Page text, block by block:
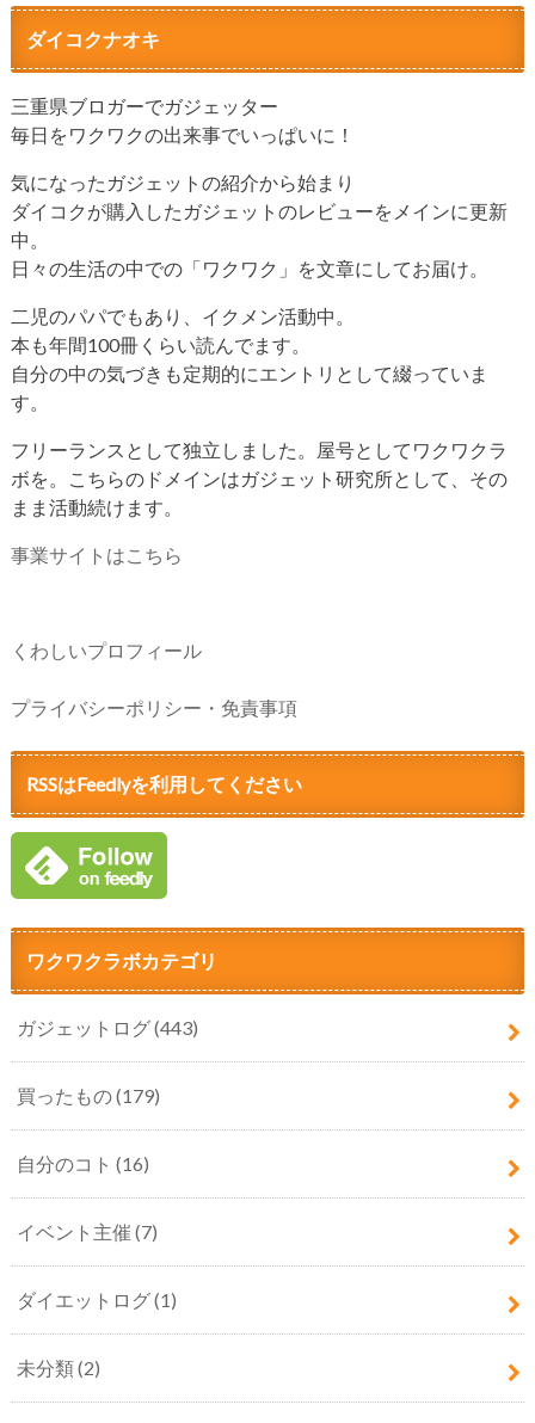
ダイコクナオキ
三重県ブロガーでガジェッター
毎日をワクワクの出来事でいっぱいに！
気になったガジェットの紹介から始まり
ダイコクが購入したガジェットのレビューをメインに更新
中。
日々の生活の中での「ワクワク」を文章にしてお届け。
二児のパパでもあり、イクメン活動中。
本も年間100冊くらい読んでます。
自分の中の気づきも定期的にエントリとして綴っていま
す。
フリーランスとして独立しました。屋号としてワクワクラ
ボを。こちらのドメインはガジェット研究所として、その
まま活動続けます。
事業サイトはこちら
くわしいプロフィール
プライバシーポリシー・免責事項
RSSはFeedlyを利用してください
ワクワクラボカテゴリ
ガジェットログ(443)
買ったもの(179)
自分のコト (16)
イベント主催 (7)
ダイエットログ(1)
未分類(2)